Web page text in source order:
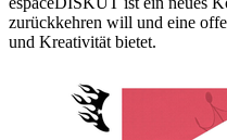
zurückkehren will und eine
und Kreativität bietet.